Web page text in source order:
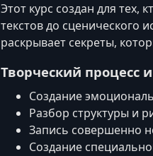
Этот курс создан для тех,
текстов до сценического
раскрывает секреты,
Творческий процесс
Создание
Разбор структуры и
Запись совершенно
Создание